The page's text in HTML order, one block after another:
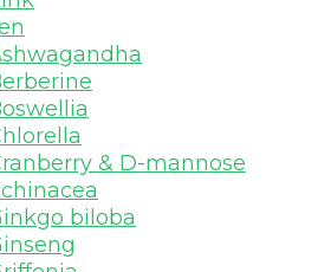
& D-mannose
biloba